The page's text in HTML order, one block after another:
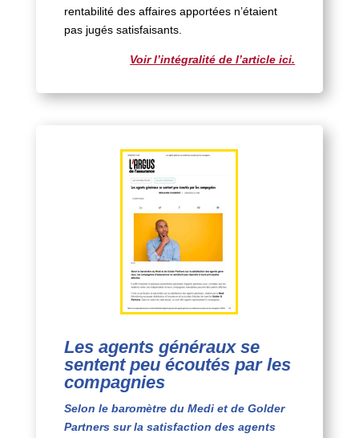
rentabilité des affaires apportées n’étaient
pas jugés satisfaisants.
Voir l’intégralité de l’article ici.
Les agents généraux se
sentent peu écoutés par les
compagnies
Selon le baromètre du Medi et de Golder
Partners sur la satisfaction des agents